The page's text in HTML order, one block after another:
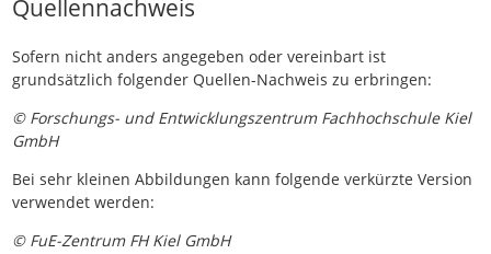
Quellennachweis
Sofern nicht anders angegeben oder vereinbart ist
grundsätzlich folgender Quellen-Nachweis zu erbringen:
© Forschungs- und Entwicklungszentrum Fachhochschule Kiel
GmbH
Bei sehr kleinen Abbildungen kann folgende verkürzte Version
verwendet werden:
© FuE-Zentrum FH Kiel GmbH